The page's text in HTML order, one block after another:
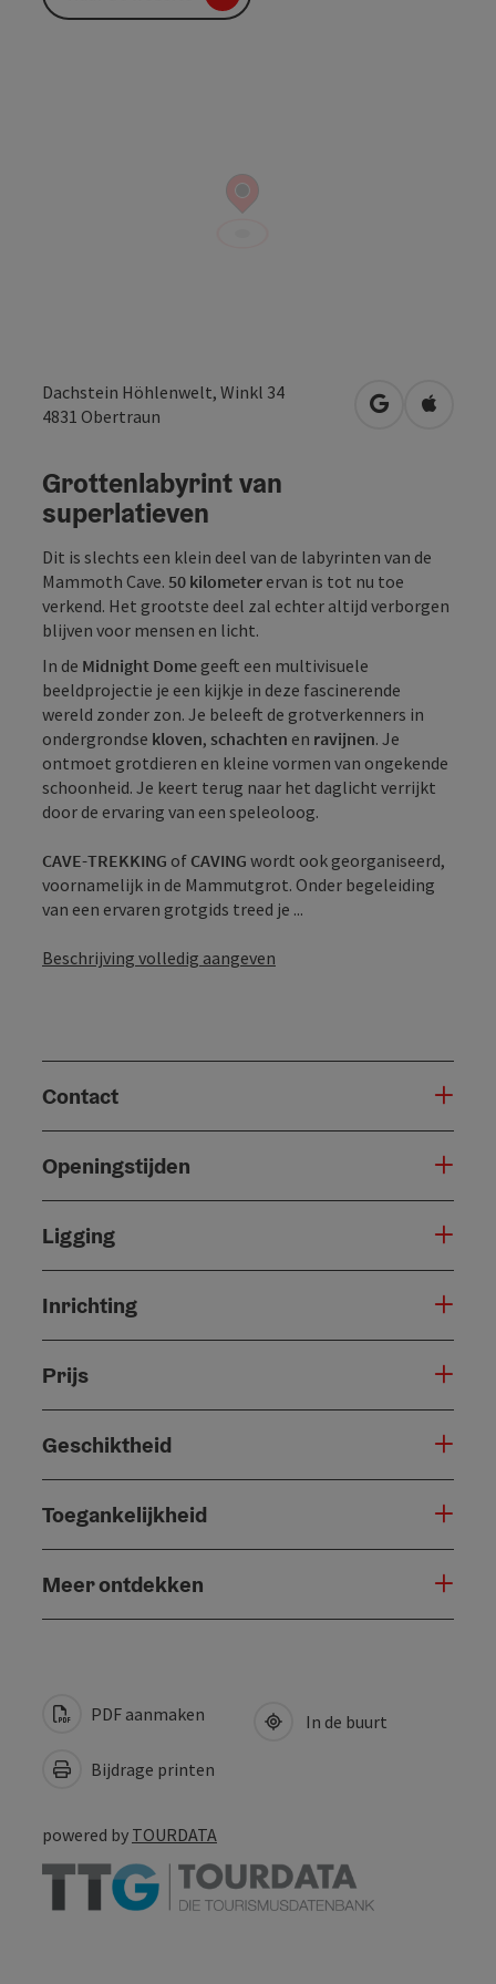
Dachstein Höhlenwelt, Winkl 34
4831 Obertraun Openen in
Grottenlabyrint van
superlatieven
Dit is slechts een klein deel van de labyrinten van de
Mammoth Cave. 50 kilometer ervan is tot nu toe
verkend. Het grootste deel zal echter altijd verborgen
blijven voor mensen en licht.
In de Midnight Dome geeft een multivisuele
beeldprojectie je een kijkje in deze fascinerende
wereld zonder zon. Je beleeft de grotverkenners in
ondergrondse kloven, schachten en ravijnen. Je
ontmoet grotdieren en kleine vormen van ongekende
schoonheid. Je keert terug naar het daglicht verrijkt
door de ervaring van een speleoloog.
CAVE-TREKKING of CAVING wordt ook georganiseerd,
voornamelijk in de Mammutgrot. Onder begeleiding
van een ervaren grotgids treed je ...
Beschrijving volledig aangeven
Contact
Openingstijden
Ligging
Inrichting
Prijs
Geschiktheid
Toegankelijkheid
Meer ontdekken
PDF aanmaken
Bijdrage printen
In de buurt
powered by TOURDATA